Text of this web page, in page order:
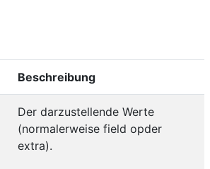
Beschreibung
Der darzustellende Werte
(normalerweise field opder
extra).